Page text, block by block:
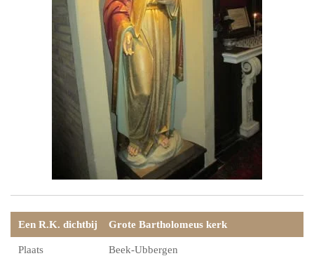
Een R.K. dichtbij Grote Bartholomeus kerk
Plaats Beek-Ubbergen